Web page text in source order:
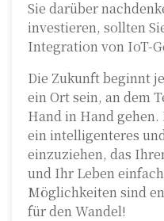
Sie darüber
investieren, sollten
Integration von IoT-
Die Zukunft beginnt
ein Ort sein, an dem
Hand in Hand
ein intelligenteres
einzuziehen, das
und Ihr Leben
Möglichkeiten sind
für den Wandel!